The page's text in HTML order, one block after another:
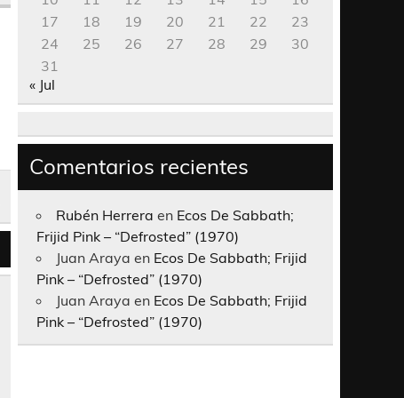
17
18 19 20 21 22
23
24
25 26 27 28 29
30
31
« Jul
Comentarios recientes
Rubén Herrera en Ecos De Sabbath;
Frijid Pink – “Defrosted” (1970)
Juan Araya en Ecos De Sabbath; Frijid
Pink – “Defrosted” (1970)
Juan Araya en Ecos De Sabbath; Frijid
Pink – “Defrosted” (1970)